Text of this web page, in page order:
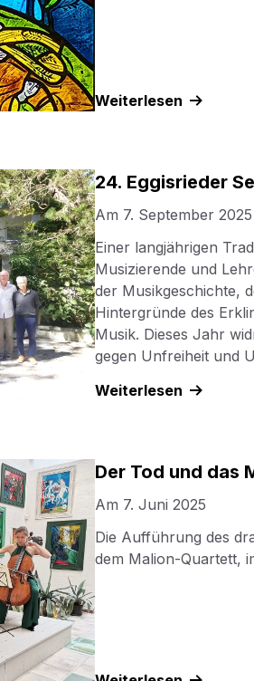
Weiterlesen
24. Eggisrieder
Am 7. September 2025
Einer langjährigen
Musizierende und
der Musikgeschichte,
Hintergründe des
Musik. Dieses Jahr
gegen Unfreiheit und
Weiterlesen
Der Tod und das
Am 7. Juni 2025
Die Aufführung des
dem Malion-Quartett,